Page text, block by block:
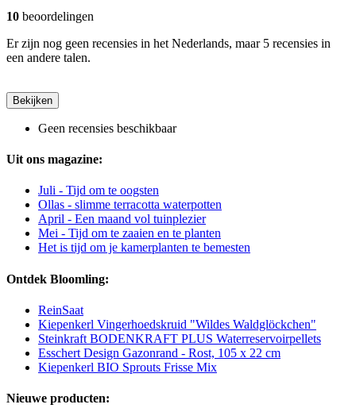
10 beoordelingen
Er zijn nog geen recensies in het Nederlands, maar 5 recensies in
een andere talen.
Bekijken
Geen recensies beschikbaar
Uit ons magazine:
Juli - Tijd om te oogsten
Ollas - slimme terracotta waterpotten
April - Een maand vol tuinplezier
Mei - Tijd om te zaaien en te planten
Het is tijd om je kamerplanten te bemesten
Ontdek Bloomling:
ReinSaat
Kiepenkerl Vingerhoedskruid "Wildes Waldglöckchen"
Steinkraft BODENKRAFT PLUS Waterreservoirpellets
Esschert Design Gazonrand - Rost, 105 x 22 cm
Kiepenkerl BIO Sprouts Frisse Mix
Nieuwe producten: